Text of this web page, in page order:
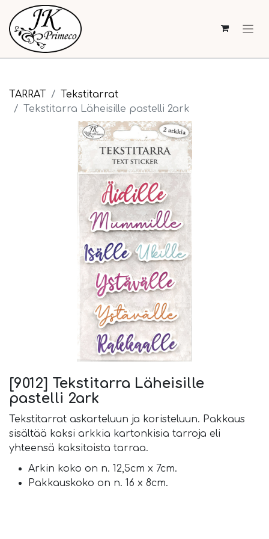
TARRAT
Tekstitarrat
Tekstitarra Läheisille pastelli 2ark
[9012] Tekstitarra Läheisille
pastelli 2ark
Tekstitarrat askarteluun ja koristeluun. ​Pakkaus
sisältää kaksi arkkia kartonkisia tarroja eli
yhteensä kaksitoista tarraa.
Arkin koko on n. 12,5cm x 7cm.
Pakkauskoko on n. 16 x 8cm.